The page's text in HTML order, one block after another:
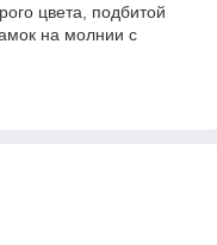
цвета, подбитой
на молнии с